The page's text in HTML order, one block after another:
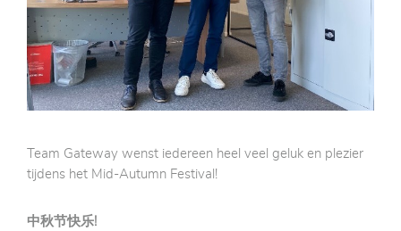
Team Gateway wenst iedereen heel veel geluk en plezier
tijdens het Mid-Autumn Festival!
中秋节快乐!